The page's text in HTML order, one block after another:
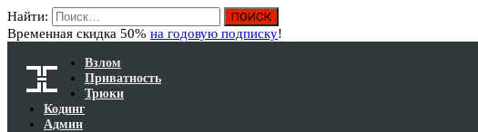
Найти:
Временная скидка 50% на годовую подписку!
Взлом
Приватность
Трюки
Кодинг
Админ